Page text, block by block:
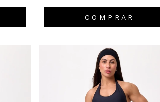
C O M P R A R